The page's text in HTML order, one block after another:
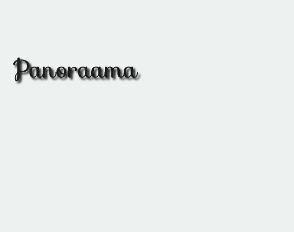
Panoraama